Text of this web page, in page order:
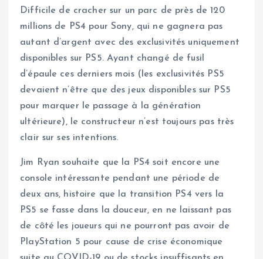
Difficile de cracher sur un parc de près de 120
millions de PS4 pour Sony, qui ne gagnera pas
autant d’argent avec des exclusivités uniquement
disponibles sur PS5. Ayant changé de fusil
d’épaule ces derniers mois (les exclusivités PS5
devaient n’être que des jeux disponibles sur PS5
pour marquer le passage à la génération
ultérieure), le constructeur n’est toujours pas très
clair sur ses intentions.
Jim Ryan souhaite que la PS4 soit encore une
console intéressante pendant une période de
deux ans, histoire que la transition PS4 vers la
PS5 se fasse dans la douceur, en ne laissant pas
de côté les joueurs qui ne pourront pas avoir de
PlayStation 5 pour cause de crise économique